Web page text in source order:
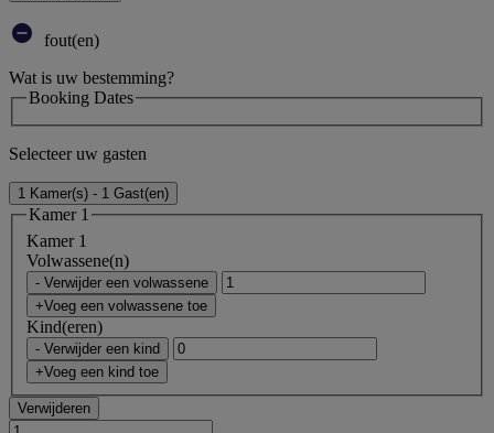
fout(en)
Wat is uw bestemming?
Booking Dates
Selecteer uw gasten
1 Kamer(s) - 1 Gast(en)
Kamer 1
Kamer 1
Volwassene(n)
- Verwijder een volwassene
+Voeg een volwassene toe
Kind(eren)
- Verwijder een kind
+Voeg een kind toe
Verwijderen